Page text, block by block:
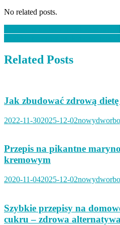
No related posts.
Nawigacja
wpisu
Related Posts
Jak zbudować zdrową
2022-11-302025-12-02
Przepis na pikantne
kremowym
2020-11-042025-12-02
Szybkie przepisy na
cukru – zdrowa alternatywa